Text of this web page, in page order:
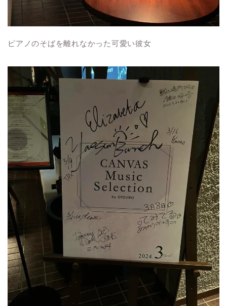
ピアノのそばを離れなかった可愛い彼女